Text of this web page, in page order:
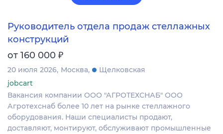
Руководитель отдела продаж стеллажных
конструкций
от 160 000 ₽
20 июля 2026 Москва
Щелковская
jobcart
Вакансия компании ООО "АГРОТЕХСНАБ" ООО
Агротехснаб более 10 лет на рынке стеллажного
оборудования. Наши специалисты продают,
доставляют, монтируют, обслуживают промышленные